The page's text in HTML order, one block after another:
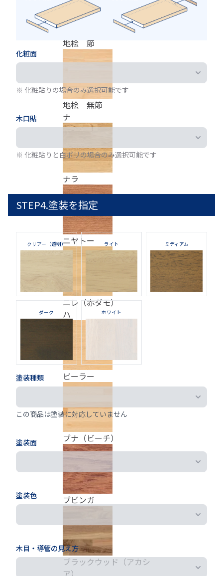
地桧 節
地桧 無節
ナ
ナラ
ニヤトー
ニレ（赤ダモ）
ハ
ピーラー
ブナ（ビーチ）
ブビンガ
ブラックウッド（アカシ
ア）
化粧面
※ 化粧貼りの場合のみ選択可能です
木口貼
※ 化粧貼りと白ポリの場合のみ選択可能です
STEP4.塗装を指定
クリアー（透明） ライト ミディアム
ダーク ホワイト
塗装種類
この商品は塗装に対応していません
塗装面
塗装色
木目・導管の見え方